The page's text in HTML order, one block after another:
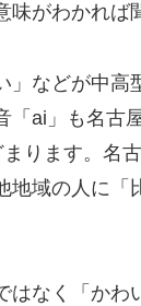
がわかれば
などが中高
ai」も名古
ります。名
域の人に「
なく「かわ